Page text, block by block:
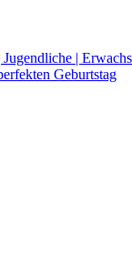
|
Geburtstag